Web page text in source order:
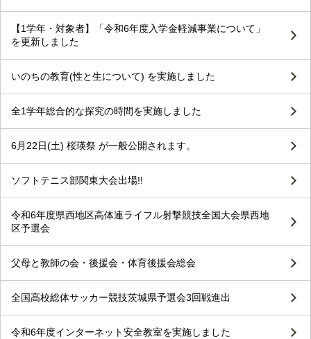
【1学年・対象者】「令和6年度入学金軽減事業について」
を更新しました
いのちの教育(性と生について) を実施しました
全1学年総合的な探究の時間を実施しました
6月22日(土) 桜瑛祭 が一般公開されます。
ソフトテニス部関東大会出場!!
令和6年度県西地区高体連ライフル射撃競技全国大会県西地
区予選会
父母と教師の会・後援会・体育後援会総会
全国高校総体サッカー競技茨城県予選会3回戦進出
令和6年度インターネット安全教室を実施しました